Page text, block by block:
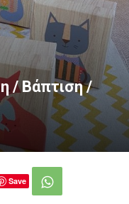
/ Βάπτιση /
Save